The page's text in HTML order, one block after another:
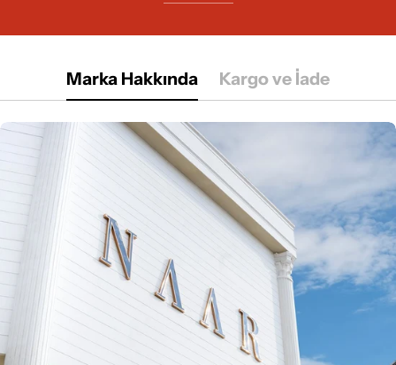
Marka Hakkında Kargo ve İade